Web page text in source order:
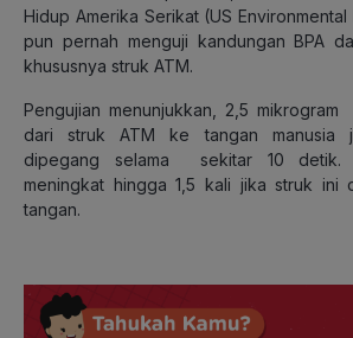
Hidup Amerika Serikat (US
pun pernah menguji kandungan BPA
khususnya struk ATM.
Pengujian menunjukkan, 2,5
dari struk ATM ke tangan manusia
dipegang selama sekitar 10 detik.
meningkat hingga 1,5 kali jika struk ini
tangan.